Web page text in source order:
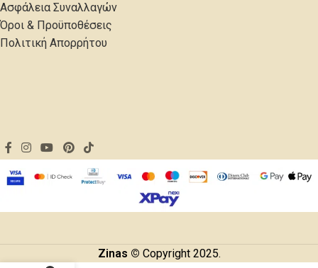
Ασφάλεια Συναλλαγών
Όροι & Προϋποθέσεις
Πολιτική Απορρήτου
Zinas © Copyright 2025.